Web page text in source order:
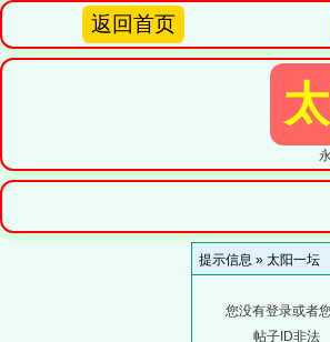
返回首页
提示信息 » 太阳一坛
您没有登录或者
帖子ID非法